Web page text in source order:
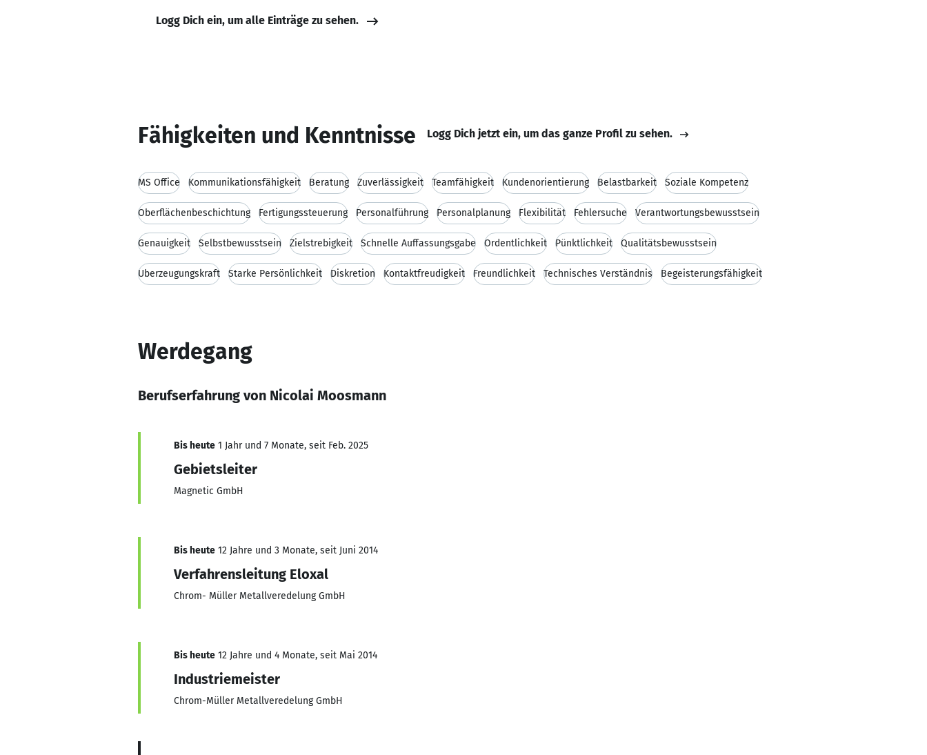
Logg Dich ein, um alle Einträge zu sehen.
Fähigkeiten und Kenntnisse Logg Dich jetzt ein, um das ganze Profil zu sehen.
MS Office Kommunikationsfähigkeit Beratung Zuverlässigkeit Teamfähigkeit Kundenorientierung Belastbarkeit Soziale Kompetenz
Oberflächenbeschichtung Fertigungssteuerung Personalführung Personalplanung Flexibilität Fehlersuche Verantwortungsbewusstsein
Genauigkeit Selbstbewusstsein Zielstrebigkeit Schnelle Auffassungsgabe Ordentlichkeit Pünktlichkeit Qualitätsbewusstsein
Überzeugungskraft Starke Persönlichkeit Diskretion Kontaktfreudigkeit Freundlichkeit Technisches Verständnis Begeisterungsfähigkeit
Werdegang
Berufserfahrung von Nicolai Moosmann
Bis heute 1 Jahr und 7 Monate, seit Feb. 2025
Gebietsleiter
Magnetic GmbH
Bis heute 12 Jahre und 3 Monate, seit Juni 2014
Verfahrensleitung Eloxal
Chrom- Müller Metallveredelung GmbH
Bis heute 12 Jahre und 4 Monate, seit Mai 2014
Industriemeister
Chrom-Müller Metallveredelung GmbH